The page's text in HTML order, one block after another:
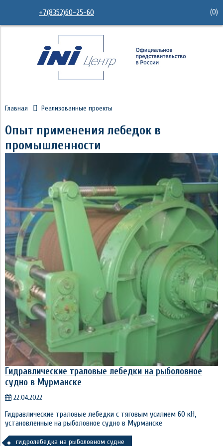
+7(8352)60-25-60 (0)
Главная Реализованные проекты
Опыт применения лебедок в
промышленности
Гидравлические траловые лебедки на рыболовное
судно в Мурманске
22.04.2022
Гидравлические траловые лебедки с тяговым усилием 60 кН,
установленные на рыболовное судно в Мурманске
гидролебедка на рыболовном судне